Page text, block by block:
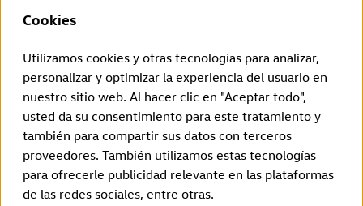
¹ LTE
ID. Charger (1. generación a partir de 2020):
La funcionalidad LTE solo puede utilizarse en los Estados miembros de la
UE, así como en el Reino Unido, Suiza y Noruega.
ID. Charger 2 (2. generación a partir de 2024):
La funcionalidad LTE solo puede utilizarse en los Estados miembros de la
UE, así como en el Reino Unido, Suiza, Liechtenstein, Islandia y Noruega.
² Carga inteligente
Las funciones de carga inteligente están disponibles en un principio a
través de un enlace entre la aplicación del vehículo y la aplicación Elli
Smart Charging. En el futuro, las funciones de carga inteligente se
Cookies
Utilizamos cookies y otras tecnologías para analizar,
personalizar y optimizar la experiencia del usuario en
nuestro sitio web. Al hacer clic en "Aceptar todo",
usted da su consentimiento para este tratamiento y
también para compartir sus datos con terceros
proveedores. También utilizamos estas tecnologías
para ofrecerle publicidad relevante en las plataformas
de las redes sociales, entre otras.